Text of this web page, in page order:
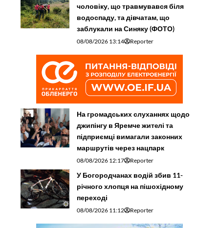
чоловіку, що травмувався біля
водоспаду, та дівчатам, що
заблукали на Синяку (ФОТО)
08/08/2026 13:14 Reporter
На громадських слуханнях щодо
джипінгу в Яремче житeлі та
підприємці вимагали законних
маршрутів через нацпарк
08/08/2026 12:17 Reporter
У Богородчанах водій збив 11-
річного хлопця на пішохідному
переході
08/08/2026 11:12 Reporter